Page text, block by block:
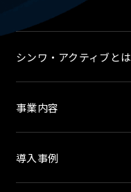
シンワ・アクティブとは
事業内容
導入事例